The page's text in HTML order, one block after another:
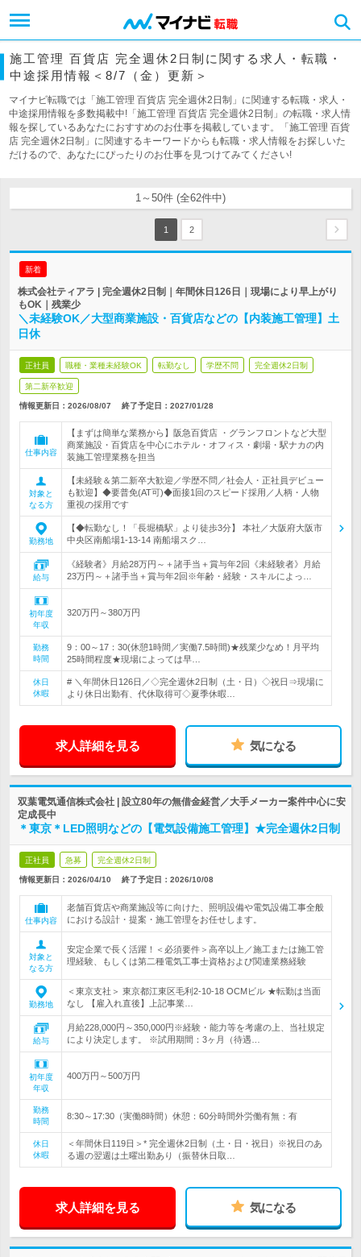
施工管理 百貨店 完全週休2日制に関する求人・転職・
中途採用情報＜8/7（金）更新＞
マイナビ転職では「施工管理 百貨店 完全週休2日制」に関連する転職・求人・
中途採用情報を多数掲載中!「施工管理 百貨店 完全週休2日制」の転職・求人情
報を探しているあなたにおすすめのお仕事を掲載しています。「施工管理 百貨
店 完全週休2日制」に関連するキーワードからも転職・求人情報をお探しいた
だけるので、あなたにぴったりのお仕事を見つけてみてください!
1～50件 (全62件中)
1 2
新着
株式会社ティアラ | 完全週休2日制｜年間休日126日｜現場により早上がり
もOK｜残業少
＼未経験OK／大型商業施設・百貨店などの【内装施工管理】土
日休
正社員 職種・業種未経験OK 転勤なし 学歴不問 完全週休2日制
第二新卒歓迎
情報更新日：2026/08/07 終了予定日： 2027/01/28
仕事内容
【まずは簡単な業務から】阪急百貨店 ・グランフロントなど大型
商業施設・百貨店を中心にホテル・オフィス・劇場・駅ナカの内
装施工管理業務を担当
対象と
なる方
【未経験＆第二新卒大歓迎／学歴不問／社会人・正社員デビュー
も歓迎】◆要普免(AT可)◆面接1回のスピード採用／人柄・人物
重視の採用です
勤務地
【◆転勤なし！「長堀橋駅」より徒歩3分】 本社／大阪府大阪市
中央区南船場1-13-14 南船場スク…
給与
《経験者》月給28万円～＋諸手当＋賞与年2回《未経験者》月給
23万円～＋諸手当＋賞与年2回※年齢・経験・スキルによっ…
初年度
年収
320万円～380万円
勤務
時間
9：00～17：30(休憩1時間／実働7.5時間)★残業少なめ！月平均
25時間程度★現場によっては早…
休日
休暇
# ＼年間休日126日／◇完全週休2日制（土・日）◇祝日⇒現場に
より休日出勤有、代休取得可◇夏季休暇…
求人詳細を見る 気になる
双葉電気通信株式会社 | 設立80年の無借金経営／大手メーカー案件中心に安
定成長中
＊東京＊LED照明などの【電気設備施工管理】★完全週休2日制
正社員 急募 完全週休2日制
情報更新日：2026/04/10 終了予定日： 2026/10/08
仕事内容
老舗百貨店や商業施設等に向けた、照明設備や電気設備工事全般
における設計・提案・施工管理をお任せします。
対象と
なる方
安定企業で長く活躍！＜必須要件＞高卒以上／施工または施工管
理経験、もしくは第二種電気工事士資格および関連業務経験
勤務地
＜東京支社＞ 東京都江東区毛利2-10-18 OCMビル ★転勤は当面
なし 【雇入れ直後】上記事業…
給与
月給228,000円～350,000円※経験・能力等を考慮の上、当社規定
により決定します。 ※試用期間：3ヶ月（待遇…
初年度
年収
400万円～500万円
勤務
時間
8:30～17:30（実働8時間）休憩：60分時間外労働有無：有
休日
休暇
＜年間休日119日＞* 完全週休2日制（土・日・祝日）※祝日のあ
る週の翌週は土曜出勤あり（振替休日取…
求人詳細を見る 気になる